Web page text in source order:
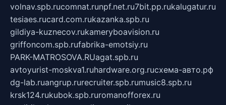
volnav.spb.rucomnat.runpf.net.ru7bit.pp.rukalugatur.ru
tesiaes.rucard.com.rukazanka.spb.ru
gildiya-kuznecov.rukameryboavision.ru
griffoncom.spb.rufabrika-emotsiy.ru
PARK-MATROSOVA.RUagat.spb.ru
avtoyurist-moskva1.ruhardware.org.ruсхема-авто.рф
dg-lab.ruangrup.rurecruiter.spb.rumusic8.spb.ru
krsk124.rukubok.spb.ruromanofforex.ru